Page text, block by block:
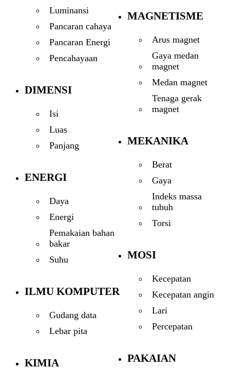
Luminansi
Pancaran cahaya
Pancaran Energi
Pencahayaan
DIMENSI
Isi
Luas
Panjang
ENERGI
Daya
Energi
Pemakaian bahan
bakar
Suhu
ILMU KOMPUTER
Gudang data
Lebar pita
KIMIA
MAGNETISME
Arus magnet
Gaya medan
magnet
Medan magnet
Tenaga gerak
magnet
MEKANIKA
Berat
Gaya
Indeks massa
tubuh
Torsi
MOSI
Kecepatan
Kecepatan angin
Lari
Percepatan
PAKAIAN